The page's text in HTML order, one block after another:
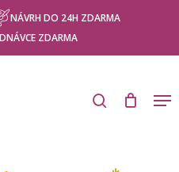
NÁVRH DO 24H ZDARMA
ZDARMA
search